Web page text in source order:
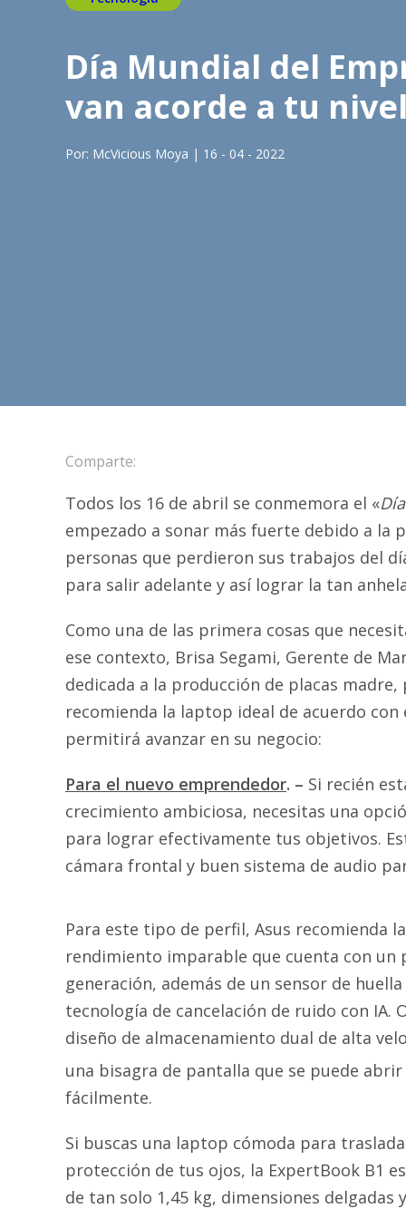
Día Mundial del
van acorde a tu
Por: McVicious Moya | 16 - 04 - 2022
Comparte:
Todos los 16 de abril se conmemora el «
empezado a sonar más fuerte debido a la
personas que perdieron sus trabajos del
para salir adelante y así lograr la tan
Como una de las primera cosas que
ese contexto, Brisa Segami, Gerente de
dedicada a la producción de placas
recomienda la laptop ideal de acuerdo
permitirá avanzar en su negocio:
Para el nuevo emprendedor. – Si recién
crecimiento ambiciosa, necesitas una
para lograr efectivamente tus objetivos.
cámara frontal y buen sistema de audio
Para este tipo de perfil, Asus recomienda
rendimiento imparable que cuenta con un
generación, además de un sensor de
tecnología de cancelación de ruido con IA.
diseño de almacenamiento dual de alta
una bisagra de pantalla que se puede abrir
fácilmente.
Si buscas una laptop cómoda para
protección de tus ojos, la ExpertBook B1
de tan solo 1,45 kg, dimensiones